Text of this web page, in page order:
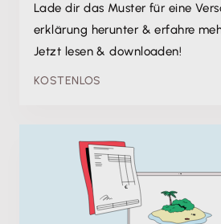
Lade dir das Muster für eine
erklärung herunter & erfahre
Jetzt lesen & downloaden!
KOSTENLOS